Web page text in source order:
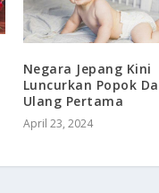
Negara Jepang Kini
Luncurkan Popok
Ulang Pertama
April 23, 2024